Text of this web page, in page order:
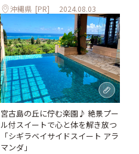
沖縄県 [PR] 2024.08.03
宮古島の丘に佇む楽園♪ 絶景プー
ル付スイートで心と体を解き放つ
「シギラベイサイドスイート アラ
マンダ」